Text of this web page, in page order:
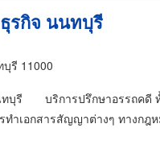
รกิจ นนทบุรี
รี 11000
รี บริการปรึกษาอรรถคดี
ำเอกสารสัญญาต่างๆ ทางกฎ